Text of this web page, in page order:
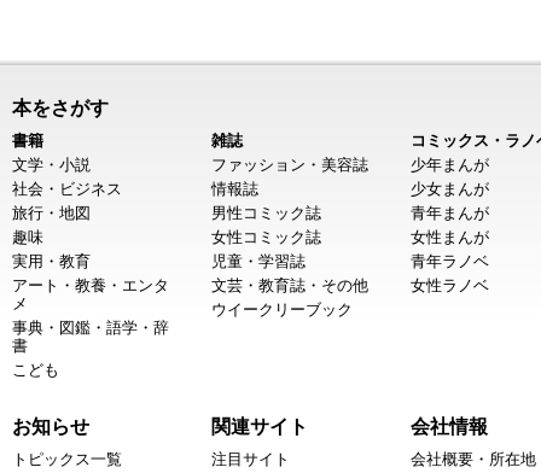
本をさがす
書籍
文学・小説
社会・ビジネス
旅行・地図
趣味
実用・教育
アート・教養・エンタ
メ
事典・図鑑・語学・辞
書
こども
雑誌
ファッション・美容誌
情報誌
男性コミック誌
女性コミック誌
児童・学習誌
文芸・教育誌・その他
ウイークリーブック
コミックス・ラノ
少年まんが
少女まんが
青年まんが
女性まんが
青年ラノベ
女性ラノベ
お知らせ
トピックス一覧
関連サイト
注目サイト
会社情報
会社概要・所在地